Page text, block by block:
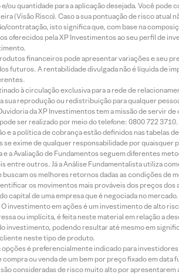
ou quantidade para a aplicação desejada. Você
(Visão Risco). Caso a sua pontuação de risco
contratação, isto significa que, com base na
oferecidos pela XP Investimentos ao seu perfil de
financeiros pode apresentar variações e seu
futuros. A rentabilidade divulgada não é líquida de
à circulação exclusiva para a rede de
sua reprodução ou redistribuição para qualquer
da XP Investimentos tem a missão de servir
ser realizado por meio do telefone: 0800 722 3710.
e a política de cobrança estão definidos nas tabelas
se exime de qualquer responsabilidade por
e a Avaliação de Fundamentos seguem diferentes
entre outros. Já a Análise Fundamentalista utiliza
os melhores retornos dadas as condições de
os movimentos mais prováveis dos preços
capital de uma empresa que é negociada no
investimento em ações é um investimento de alto
ou implícita, é feita neste material em relação a
investimento, podendo resultar até mesmo em
neste tipo de produto.
é preferencialmente indicado para
ou venda de um bem por preço fixado em
consideradas de risco muito alto por